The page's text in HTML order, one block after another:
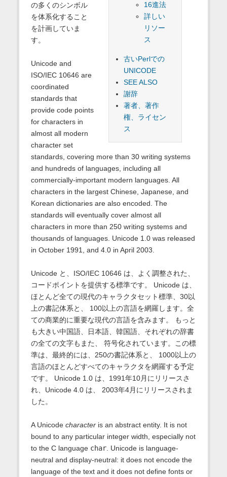
16進法
詳しい
リソー
ス
古いPerlでの
UNICODE
SEE ALSO
謝辞
著者、著作
権、ライセン
ス
の多くのシンボル
を体系化すること
を計画していま
す。
Unicode and
ISO/IEC 10646 are
coordinated
standards that
provide code points
for characters in
almost all modern
character set
standards, covering more than 30 writing systems
and hundreds of languages, including all
commercially-important modern languages. All
characters in the largest Chinese, Japanese, and
Korean dictionaries are also encoded. The
standards will eventually cover almost all
characters in more than 250 writing systems and
thousands of languages. Unicode 1.0 was released
in October 1991, and 4.0 in April 2003.
Unicode と、ISO/IEC 10646 は、よく調整された、
コードポイントを提供する標準です。 Unicode は、
ほとんど全ての現代のキャラクタセット標準、30以
上の書記体系と、 100以上の言語を網羅します。全
ての商業的に重要な現代の言語を含みます。 もっと
も大きい中国語、日本語、韓国語、それぞれの辞書
の全ての文字もまた、 符号化されています。この標
準は、最終的には、250の書記体系と、 1000以上の
言語のほとんどすべてのキャラクタを網羅する予定
です。 Unicode 1.0 は、1991年10月にリリースさ
れ、Unicode 4.0 は、 2003年4月にリリースされま
した。
A Unicode characteris an abstract entity. It is not
bound to any particular integer width, especially not
to the C language char. Unicode is language-
neutral and display-neutral: it does not encode the
language of the text and it does not define fonts or